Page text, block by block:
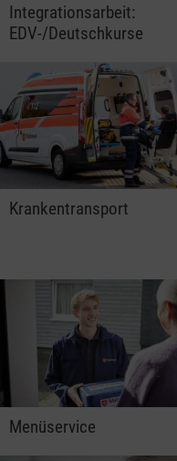
Integrationsarbeit:
EDV-/Deutschkurse
Krankentransport
Menüservice